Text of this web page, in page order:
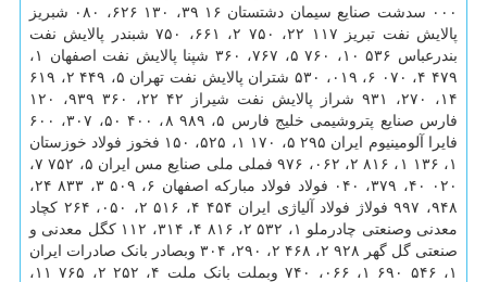
۰۰۰ سدشت صنایع سیمان دشتستان ۱۶ ۳۹، ۱۳۰ ۶۲۶، ۰۸۰ شبریز
پالایش نفت تبریز ۱۱۷ ۲۲، ۷۵۰ ۲، ۶۶۱، ۷۵۰ شبندر پالایش نفت
بندرعباس ۵۳۶ ۱۰، ۷۶۰ ۵، ۷۶۷، ۳۶۰ شپنا پالایش نفت اصفهان ۱،
۴۷۹ ۴، ۰۷۰ ۶، ۰۱۹، ۵۳۰ شتران پالایش نفت تهران ۵، ۴۴۹ ۲، ۶۱۹
۱۴، ۲۷۰، ۹۳۱ شراز پالایش نفت شیراز ۴۲ ۲۲، ۳۶۰ ۹۳۹، ۱۲۰
فارس صنایع پتروشیمی خلیج فارس ۵، ۹۸۹ ۸، ۴۰۰ ۵۰، ۳۰۷، ۶۰۰
فایرا آلومینیوم ایران ۲۹۵ ۵، ۱۷۰ ۱، ۵۲۵، ۱۵۰ فخوز فولاد خوزستان
۱، ۱۳۶ ۱، ۸۱۶ ۲، ۰۶۲، ۹۷۶ فملی ملی صنایع مس ایران ۵، ۷۵۲ ۷،
۰۲۰ ۴۰، ۳۷۹، ۰۴۰ فولاد فولاد مبارکه اصفهان ۶، ۵۰۹ ۳، ۸۳۳ ۲۴،
۹۴۸، ۹۹۷ فولاژ فولاد آلیاژی ایران ۴۵۴ ۴، ۵۱۶ ۲، ۰۵۰، ۲۶۴ کچاد
معدنی وصنعتی چادرملو ۱، ۵۳۲ ۲، ۸۱۶ ۴، ۳۱۴، ۱۱۲ کگل معدنی و
صنعتی گل گهر ۹۲۸ ۲، ۴۶۸ ۲، ۲۹۰، ۳۰۴ وبصادر بانک صادرات ایران
۱، ۵۴۶ ۶۹۰ ۱، ۰۶۶، ۷۴۰ وبملت بانک ملت ۴، ۲۵۲ ۲، ۷۶۵ ۱۱،